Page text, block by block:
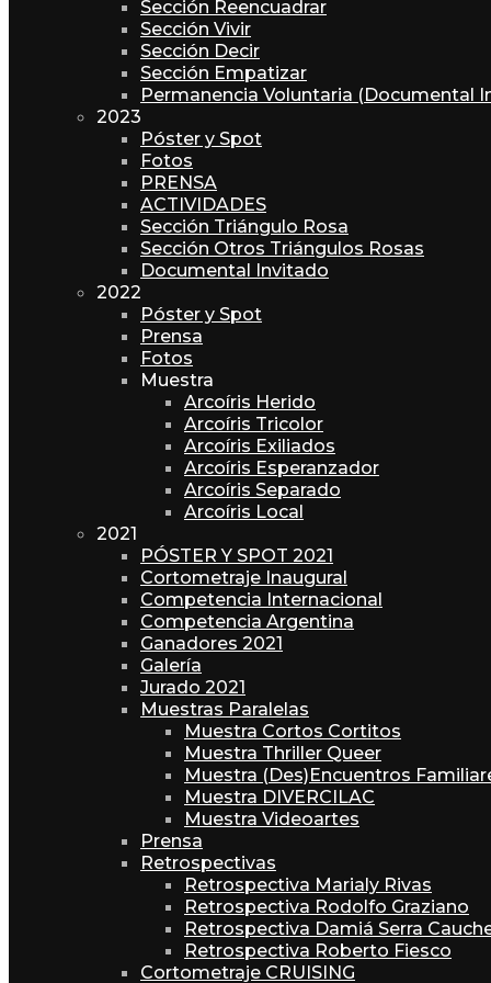
Sección Reencuadrar
Sección Vivir
Sección Decir
Sección Empatizar
Permanencia Voluntaria (Documental
2023
Póster y Spot
Fotos
PRENSA
ACTIVIDADES
Sección Triángulo Rosa
Sección Otros Triángulos Rosas
Documental Invitado
2022
Póster y Spot
Prensa
Fotos
Muestra
Arcoíris Herido
Arcoíris Tricolor
Arcoíris Exiliados
Arcoíris Esperanzador
Arcoíris Separado
Arcoíris Local
2021
PÓSTER Y SPOT 2021
Cortometraje Inaugural
Competencia Internacional
Competencia Argentina
Ganadores 2021
Galería
Jurado 2021
Muestras Paralelas
Muestra Cortos Cortitos
Muestra Thriller Queer
Muestra (Des)Encuentros
Muestra DIVERCILAC
Muestra Videoartes
Prensa
Retrospectivas
Retrospectiva Marialy Rivas
Retrospectiva Rodolfo Graziano
Retrospectiva Damiá Serra
Retrospectiva Roberto Fiesco
Cortometraje CRUISING